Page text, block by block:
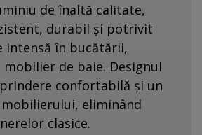
de înaltă calitate,
durabil și potrivit
intensă în bucătării,
de baie. Designul
confortabilă și un
eliminând
clasice.